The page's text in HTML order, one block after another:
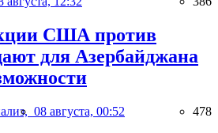
США против
для Азербайджана
08 августа, 00:52 478